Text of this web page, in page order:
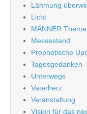
Lähmung
Licht
MÄNNER
Messestand
Prophetische
Tagesgedanken
Unterwegs
Vaterherz
Veranstaltung
Vision für das